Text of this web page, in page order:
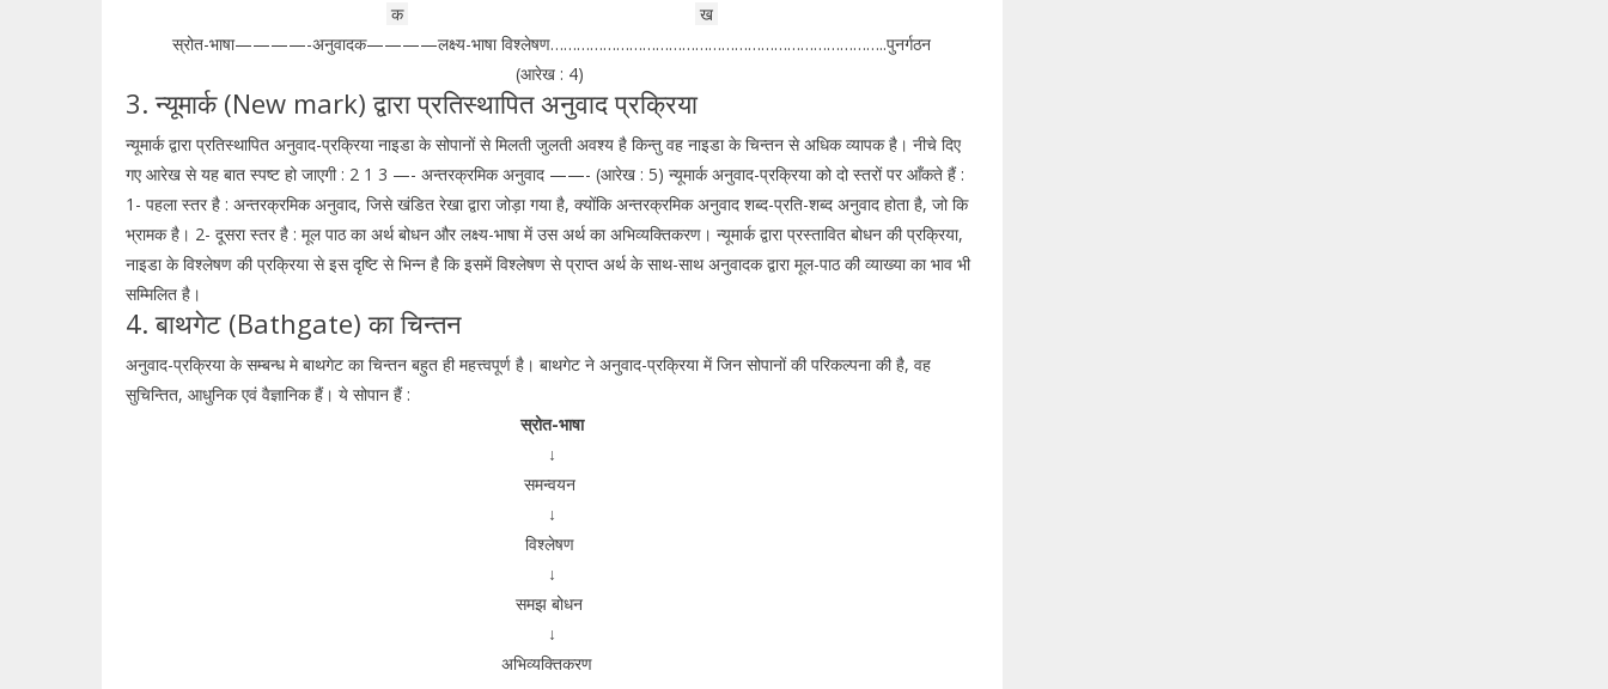
क
ख
स्रोत-भाषा————-अनुवादक————लक्ष्य-भाषा विश्लेषण…………………………………………………………………..पुनर्गठन
(आरेख : 4)
3. न्यूमार्क (New mark) द्वारा प्रतिस्थापित अनुवाद प्रक्रिया
न्यूमार्क द्वारा प्रतिस्थापित अनुवाद-प्रक्रिया नाइडा के सोपानों से मिलती जुलती अवश्य है किन्तु वह नाइडा के चिन्तन से अधिक व्यापक है। नीचे दिए
गए आरेख से यह बात स्पष्ट हो जाएगी : 2 1 3 —- अन्तरक्रमिक अनुवाद ——- (आरेख : 5) न्यूमार्क अनुवाद-प्रक्रिया को दो स्तरों पर आँकते हैं :
1- पहला स्तर है : अन्तरक्रमिक अनुवाद, जिसे खंडित रेखा द्वारा जोड़ा गया है, क्योंकि अन्तरक्रमिक अनुवाद शब्द-प्रति-शब्द अनुवाद होता है, जो कि
भ्रामक है। 2- दूसरा स्तर है : मूल पाठ का अर्थ बोधन और लक्ष्य-भाषा में उस अर्थ का अभिव्यक्तिकरण। न्यूमार्क द्वारा प्रस्तावित बोधन की प्रक्रिया,
नाइडा के विश्लेषण की प्रक्रिया से इस दृष्टि से भिन्न है कि इसमें विश्लेषण से प्राप्त अर्थ के साथ-साथ अनुवादक द्वारा मूल-पाठ की व्याख्या का भाव भी
सम्मिलित है।
4. बाथगेट (Bathgate) का चिन्तन
अनुवाद-प्रक्रिया के सम्बन्ध मे बाथगेट का चिन्तन बहुत ही महत्त्वपूर्ण है। बाथगेट ने अनुवाद-प्रक्रिया में जिन सोपानों की परिकल्पना की है, वह
सुचिन्तित, आधुनिक एवं वैज्ञानिक हैं। ये सोपान हैं :
स्रोत-भाषा
↓
समन्वयन
↓
विश्लेषण
↓
समझ बोधन
↓
अभिव्यक्तिकरण